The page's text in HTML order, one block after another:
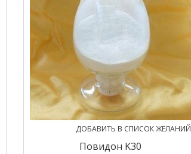
ДОБАВИТЬ В СПИСОК ЖЕЛАНИЙ
Повидон K30